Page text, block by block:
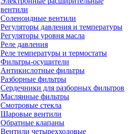
вентили
Соленоидные вентили
Регуляторы давления и температуры
Регуляторы уровня масла
Реле давления
Реле температуры и термостаты
Фильтры-осушители
Антикислотные фильтры
Разборные фильтры
Сердечники для разборных фильтров
Маслянные фильтры
Смотровые стекла
Шаровые вентили
Обратные клапаны
Вентили четырехходовые